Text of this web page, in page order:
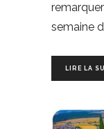
semaine
LIRE LA